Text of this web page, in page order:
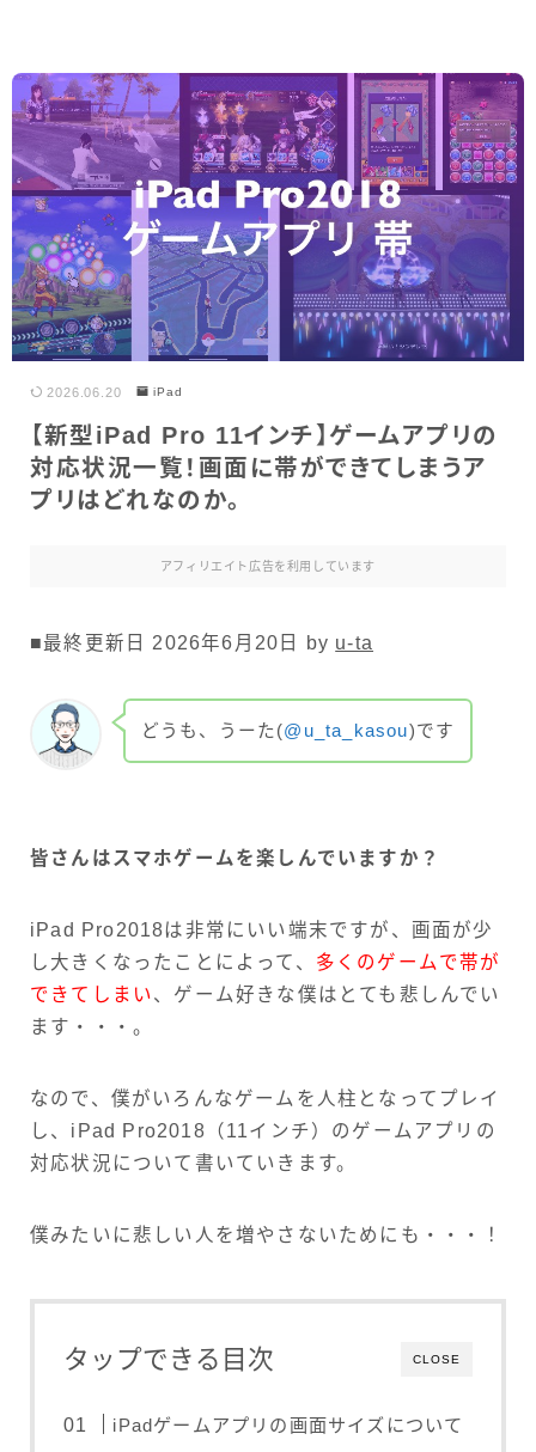
2026.06.20 iPad
【新型iPad Pro 11インチ】ゲームアプリの
対応状況一覧！画面に帯ができてしまうア
プリはどれなのか。
アフィリエイト広告を利用しています
■最終更新日 2026年6月20日 by u-ta
どうも、うーた(@u_ta_kasou)です
皆さんはスマホゲームを楽しんでいますか？
iPad Pro2018は非常にいい端末ですが、画面が少
し大きくなったことによって、 多くのゲームで帯が
できてしまい、ゲーム好きな僕はとても悲しんでい
ます・・・。
なので、僕がいろんなゲームを人柱となってプレイ
し、iPad Pro2018（11インチ）のゲームアプリの
対応状況について書いていきます。
僕みたいに悲しい人を増やさないためにも・・・！
CLOSE
タップできる目次
iPadゲームアプリの画面サイズについて